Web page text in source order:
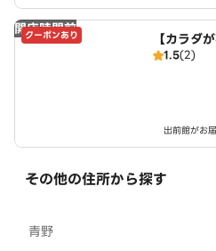
開店時間前
クーポンあり
【カラダ
House～
1.5(2)
出前館がお
その他の住所から探す
青野